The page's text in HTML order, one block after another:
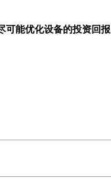
可能优化设备的投资回报